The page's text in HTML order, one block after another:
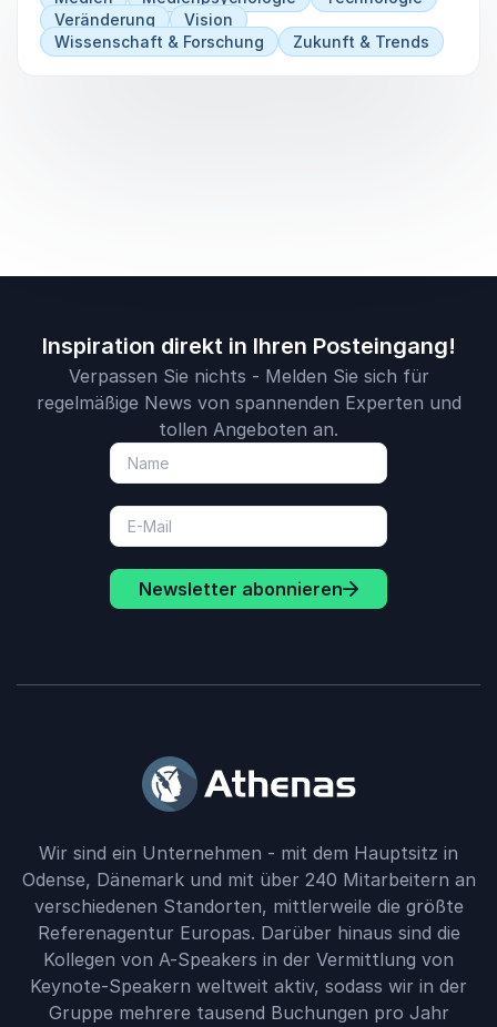
Veränderung
Vision
Wissenschaft & Forschung
Zukunft & Trends
Inspiration direkt in Ihren Posteingang!
Verpassen Sie nichts - Melden Sie sich für
regelmäßige News von spannenden Experten und
tollen Angeboten an.
Newsletter abonnieren
Wir sind ein Unternehmen - mit dem Hauptsitz in
Odense, Dänemark und mit über 240 Mitarbeitern an
verschiedenen Standorten, mittlerweile die größte
Referenagentur Europas. Darüber hinaus sind die
Kollegen von A-Speakers in der Vermittlung von
Keynote-Speakern weltweit aktiv, sodass wir in der
Gruppe mehrere tausend Buchungen pro Jahr